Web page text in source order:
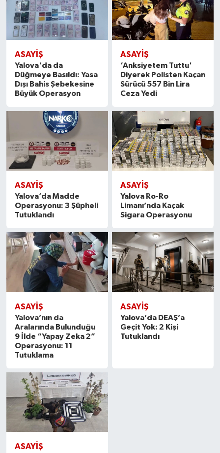
ASAYİŞ
Yalova'da da
Düğmeye Basıldı: Yasa
Dışı Bahis Şebekesine
Büyük Operasyon
ASAYİŞ
‘Anksiyetem Tuttu'
Diyerek Polisten Kaçan
Sürücü 557 Bin Lira
Ceza Yedi
ASAYİŞ
Yalova’da Madde
Operasyonu: 3 Şüpheli
Tutuklandı
ASAYİŞ
Yalova Ro-Ro
Limanı’nda Kaçak
Sigara Operasyonu
ASAYİŞ
Yalova’nın da
Aralarında Bulunduğu
9 İlde “Yapay Zeka 2”
Operasyonu: 11
Tutuklama
ASAYİŞ
Yalova’da DEAŞ’a
Geçit Yok: 2 Kişi
Tutuklandı
ASAYİŞ